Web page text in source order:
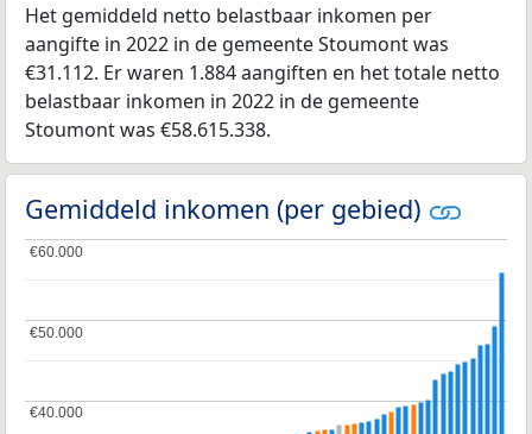
Het gemiddeld netto belastbaar inkomen per
aangifte in 2022 in de gemeente Stoumont was
€31.112. Er waren 1.884 aangiften en het totale netto
belastbaar inkomen in 2022 in de gemeente
Stoumont was €58.615.338.
Gemiddeld inkomen (per gebied)
€40.000
€40.000
€50.000
€50.000
€60.000
€60.000